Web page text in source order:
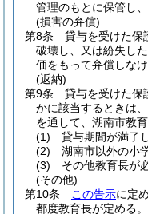
管理のもとに保管し
(損害の弁償)
第8条
貸与を受けた保
破壊し、又は紛失し
価をもって弁償しなけ
(返納)
第9条
貸与を受けた保
かに該当するときは
を通して、湖南市教
(1)
貸与期間が満了
(2)
湖南市以外の小
(3)
その他教育長が
(その他)
第10条
この告示に定
都度教育長が定める。